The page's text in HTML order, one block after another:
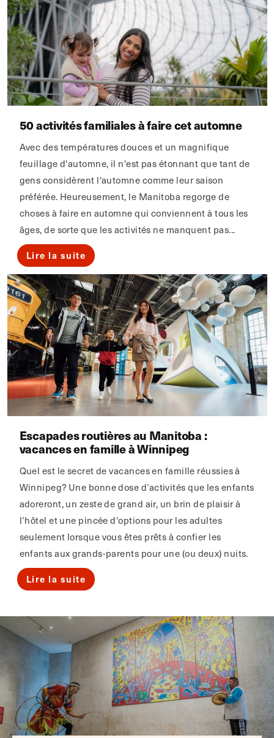
50 activités familiales à faire cet automne
Avec des températures douces et un magnifique
feuillage d'automne, il n'est pas étonnant que tant de
gens considèrent l'automne comme leur saison
préférée. Heureusement, le Manitoba regorge de
choses à faire en automne qui conviennent à tous les
âges, de sorte que les activités ne manquent pas...
Lire la suite
Escapades routières au Manitoba :
vacances en famille à Winnipeg
Quel est le secret de vacances en famille réussies à
Winnipeg? Une bonne dose d’activités que les enfants
adoreront, un zeste de grand air, un brin de plaisir à
l’hôtel et une pincée d'options pour les adultes
seulement lorsque vous êtes prêts à confier les
enfants aux grands-parents pour une (ou deux) nuits.
Lire la suite